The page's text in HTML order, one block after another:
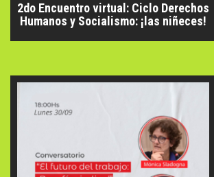
2do Encuentro virtual: Ciclo Derechos
Humanos y Socialismo: ¡las niñeces!